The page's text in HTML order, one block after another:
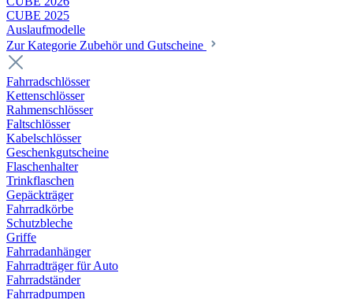
CUBE 2025
Auslaufmodelle
Zur Kategorie Zubehör und Gutscheine
Fahrradschlösser
Kettenschlösser
Rahmenschlösser
Faltschlösser
Kabelschlösser
Geschenkgutscheine
Flaschenhalter
Trinkflaschen
Gepäckträger
Fahrradkörbe
Schutzbleche
Griffe
Fahrradanhänger
Fahrradträger für Auto
Fahrradständer
Fahrradpumpen